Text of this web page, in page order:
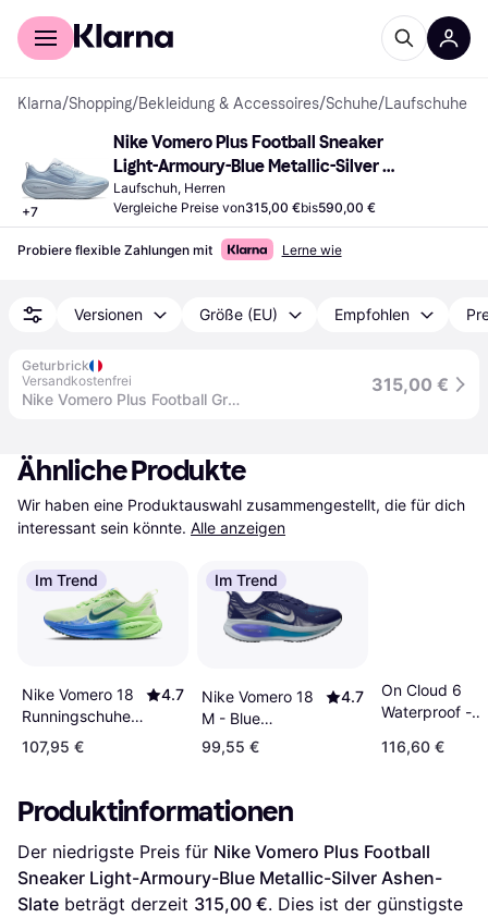
Für Shopper
Klarna/Shopping/Bekleidung & Accessoires/Schuhe/Laufschuhe
+7
Nike Vomero Plus Football Sneaker
Light-Armoury-Blue Metallic-Silver
Ashen-Slate
Laufschuh, Herren
Vergleiche Preise von315,00 €bis590,00 €
Probiere flexible Zahlungen mit Lerne wie
Versionen Größe (EU) Empfohlen
Geturbrick
Versandkostenfrei
Nike Vomero Plus Football Grey Ashen Slate - 46 / Standard
315,00 €
Ähnliche Produkte
Wir haben eine Produktauswahl zusammengestellt, die für dich
interessant sein könnte. Alle anzeigen
Im Trend
Nike Vomero 18
Runningschuhe
Weiß Schwarz
Spruce
4.7
107,95 €
Im Trend
Nike Vomero 18
M - Blue
Void/Blue
Lightning/Bright
Silver
4.7
99,55 €
On Cloud 6
Waterproof -
116,60 €
Produktinformationen
Der niedrigste Preis für Nike Vomero Plus Football
Sneaker Light-Armoury-Blue Metallic-Silver Ashen-
Slate beträgt derzeit 315,00 €. Dies ist der günstigste